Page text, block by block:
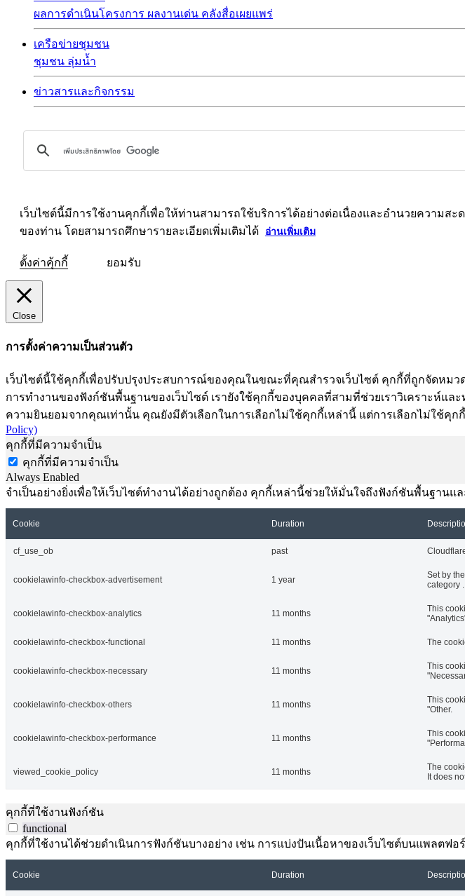
ผลการดำเนินโครงการ ผลงานเด่น คลังสื่อเผยแพร่
เครือข่ายชุมชน
ชุมชน ลุ่มน้ำ
ข่าวสารและกิจกรรม
เว็บไซต์นี้มีการใช้งานคุกกี้เพื่อให้ท่านสามารถใช้บริการได้อย่างต่อเนื่องและอำนวยความส
ของท่าน โดยสามารถศึกษารายละเอียดเพิ่มเติมได้
อ่านเพิ่มเติม
ตั้งค่าคุ้กกี้ ยอมรับ
Close
การตั้งค่าความเป็นส่วนตัว
เว็บไซต์นี้ใช้คุกกี้เพื่อปรับปรุงประสบการณ์ของคุณในขณะที่คุณสำรวจเว็บไซต์ คุกกี้ที่ถูกจัดหมว
การทำงานของฟังก์ชันพื้นฐานของเว็บไซต์ เรายังใช้คุกกี้ของบุคคลที่สามที่ช่วยเราวิเคราะห์แล
ความยินยอมจากคุณเท่านั้น คุณยังมีตัวเลือกในการเลือกไม่ใช้คุกกี้เหล่านี้ แต่การเลือกไม่ใช้คุ
Policy)
คุกกี้ที่มีความจำเป็น
คุกกี้ที่มีความจำเป็น
Always Enabled
จำเป็นอย่างยิ่งเพื่อให้เว็บไซต์ทำงานได้อย่างถูกต้อง คุกกี้เหล่านี้ช่วยให้มั่นใจถึงฟังก์ชันพื้นฐา
Cookie Duration
cf_use_ob past
cookielawinfo-checkbox-advertisement 1 year
Set by
category .
cookielawinfo-checkbox-analytics 11 months
This
cookielawinfo-checkbox-functional 11 months The
cookielawinfo-checkbox-necessary 11 months
This
cookielawinfo-checkbox-others 11 months
This
"Other.
cookielawinfo-checkbox-performance 11 months
This
viewed_cookie_policy 11 months
The
It does
คุกกี้ที่ใช้งานฟังก์ชัน
functional
คุกกี้ที่ใช้งานได้ช่วยดำเนินการฟังก์ชันบางอย่าง เช่น การแบ่งปันเนื้อหาของเว็บไซต์บนแพลต
Cookie Duration